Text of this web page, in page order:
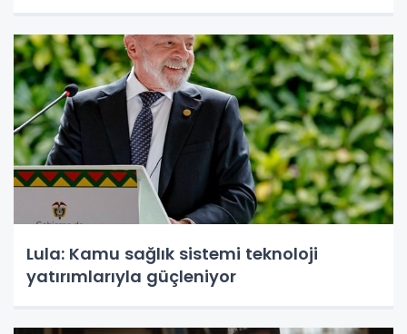
Lula: Kamu sağlık sistemi teknoloji
yatırımlarıyla güçleniyor